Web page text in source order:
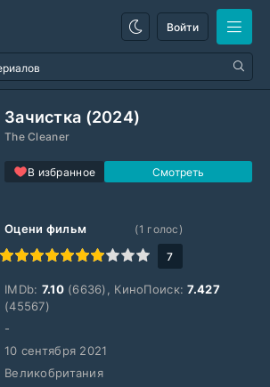
Войти
Зачистка (2024)
The Cleaner
В избранное
Оцени фильм
7 8 9 10
(1 голос)
7
IMDb: 7.10(6636), КиноПоиск:7.427
(45567)
-
10 сентября 2021
Великобритания